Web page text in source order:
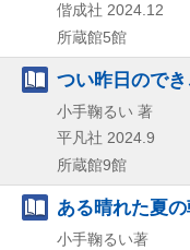
偕成社 2024.12
所蔵館5館
つい昨日ので
小手鞠るい 著
平凡社 2024.9
所蔵館9館
ある晴れた夏の
小手鞠るい著